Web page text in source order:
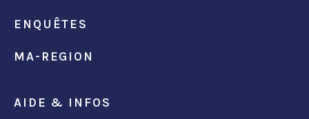
ENQUÊTES
MA-REGION
AIDE & INFOS